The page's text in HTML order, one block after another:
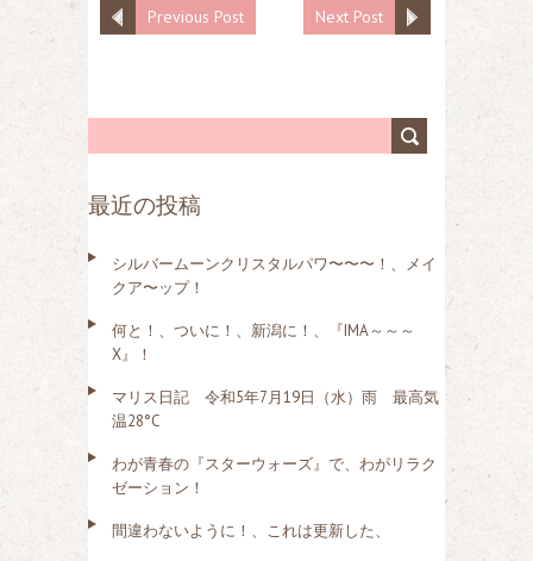
Previous Post Next Post
最近の投稿
シルバームーンクリスタルパワ〜〜〜！、メイ
クア〜ップ！
何と！、ついに！、新潟に！、『IMA～～～
X』！
マリス日記 令和5年7月19日（水）雨 最高気
温28°C
わが青春の『スターウォーズ』で、わがリラク
ゼーション！
間違わないように！、これは更新した、